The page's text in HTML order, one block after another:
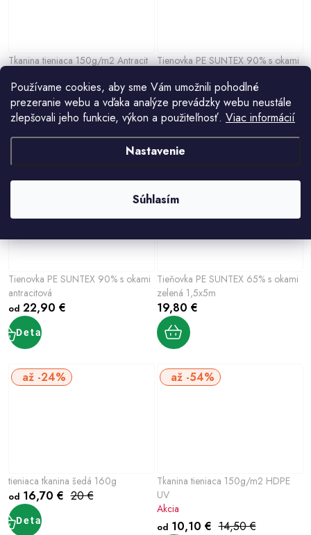
Používame cookies, aby sme Vám umožnili pohodlné
prezeranie webu a vďaka analýze prevádzky webu neustále
zlepšovali jeho funkcie, výkon a použiteľnosť. Viac informácií
Nastavenie
Súhlasím
Tkanina tieniaca 150g/m2 Antracit
od17,40 €
Akcia
Tienovka PE SUNTEX 90% s okami
od22,90 €
Detail
Tienovka PE SUNTEX 90% s okami
antracitová
od22,90 €
Detail
Tieňovka PE SUNTEX 65% s okami
zelená 1,5x5m
19,80 €
tieniaca tkanina šedá 160g
až -24%
od16,70 € 20 €
Detail
Tkanina tieniaca 150g/m2 HDPE
UV
až -54%
od10,10 € 14,50 €
Akcia